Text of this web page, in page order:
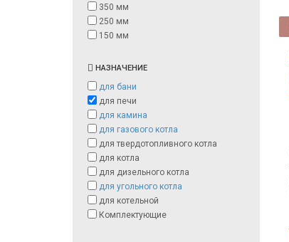
350 мм
250 мм
150 мм
НАЗНАЧЕНИЕ
для бани
для печи
для камина
для газового котла
для твердотопливного котла
для котла
для дизельного котла
для угольного котла
для котельной
Комплектующие